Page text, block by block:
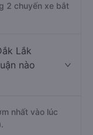
2 chuyến xe bắt
Lắk
nào
nhất vào lúc